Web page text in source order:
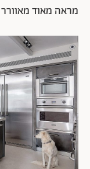
מראה מאוד